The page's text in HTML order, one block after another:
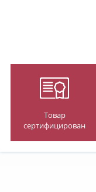
Товар
сертифицирован